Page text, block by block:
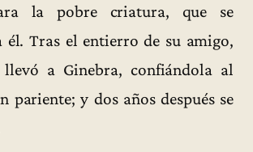
la pobre criatura, que se
él. Tras el entierro de su amigo,
a Ginebra, confiándola al
pariente; y dos años después se